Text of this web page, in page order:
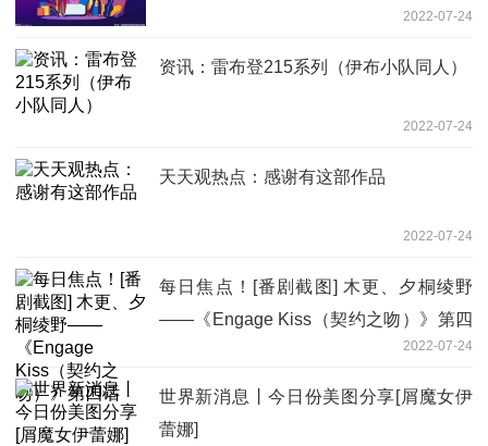
2022-07-24
资讯：雷布登215系列（伊布小队同人）
2022-07-24
天天观热点：感谢有这部作品
2022-07-24
每日焦点！[番剧截图] 木更、夕桐绫野
——《Engage Kiss（契约之吻）》第四
2022-07-24
世界新消息丨今日份美图分享[屑魔女伊
蕾娜]